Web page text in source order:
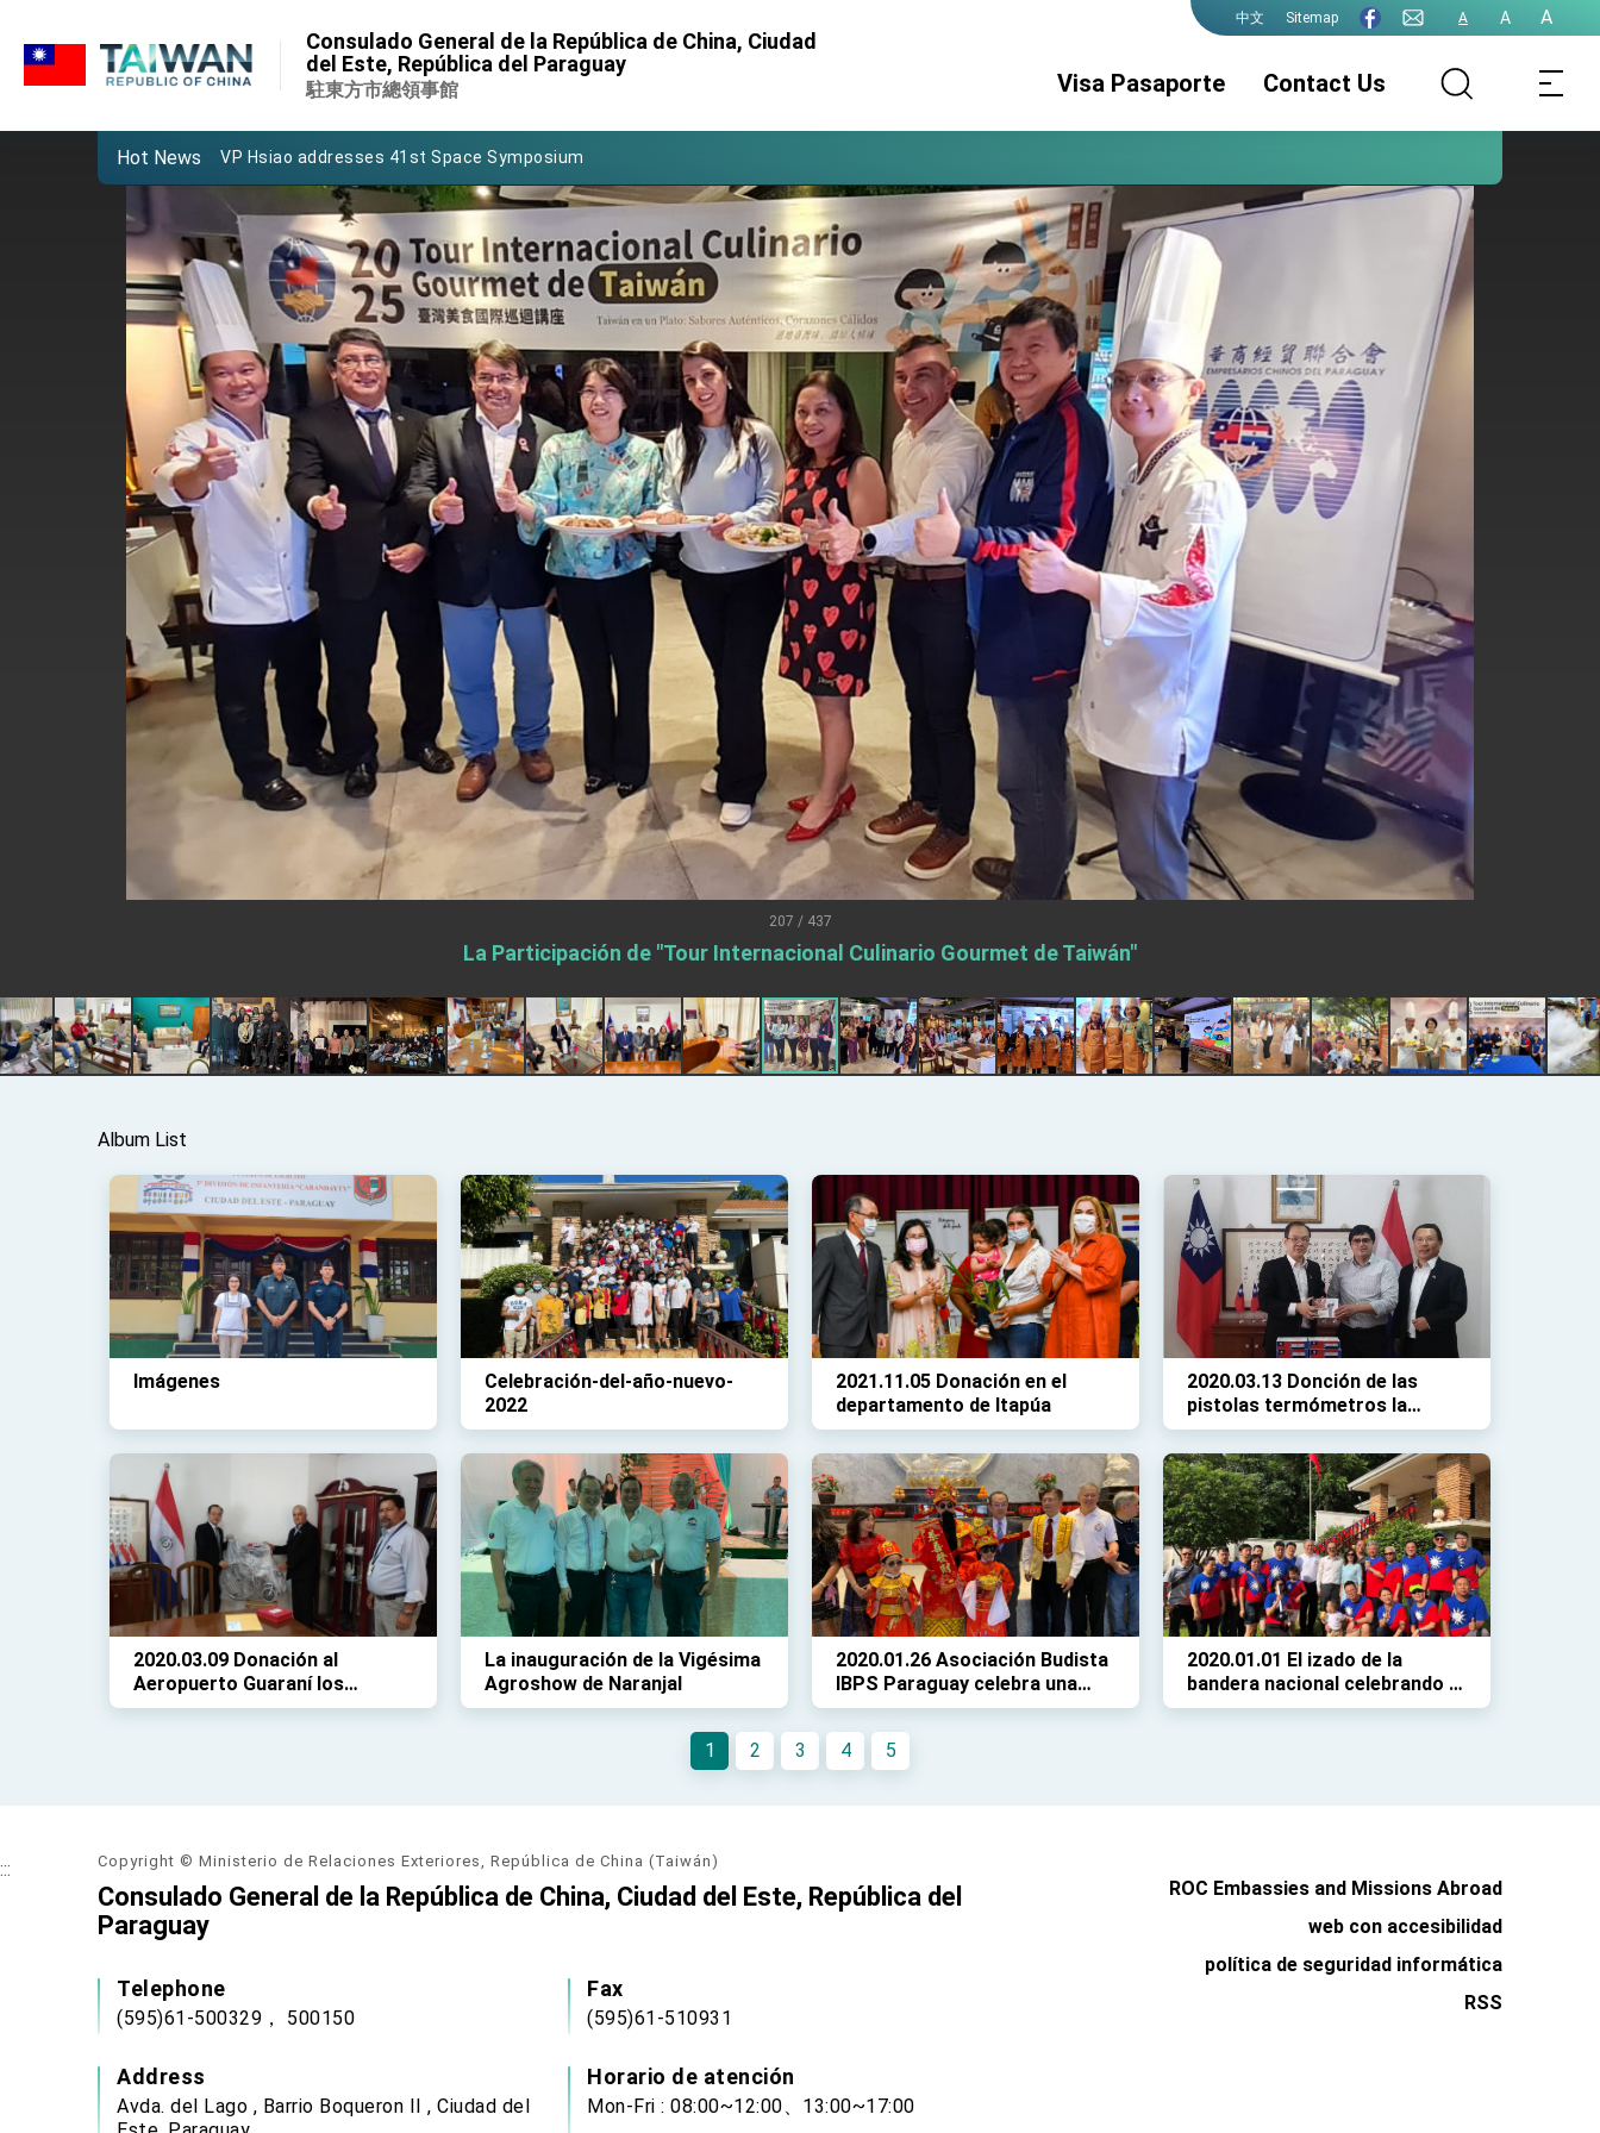
中文 Sitemap A A A
Consulado General de la República de China, Ciudad
del Este, República del Paraguay
駐東方市總領事館 Visa Pasaporte
Pasaporte de la
ROC(Taiwán)
Legalizaciónes Visa
Contact Us
Hot News
Taiwan government to open office in Arizona, advancing Taiwan-US exchanges and cooperation
VP Hsiao addresses 41st Space Symposium
Taiwan’s economic growth is a priority for President Lai
President Lai’s remarks for Lunar New Year
President Lai interviewed by AFP
President Lai holds press conference on Taiwan- US Economic Prosperity Partnership Dialogue
FM Lin attends Taiwan Panorama exhibit at TIBE
President Lai meets US delegation led by Senator Ruben Gallego
MOFA, MODA team up to promote integrated diplomacy
EY details tariff negotiations with U.S.
FM Lin hosts ABAC representatives
MOFA poll shows widespread support for government diplomacy approach
President Lai delivers 2026 New Year’s Address
Presidential Office thanks US President Trump for signing Taiwan Assurance Implementation Act
President Lai delivers 2025 National Day Address
Presidential Inauguration Speech
Taiwan government to open office in Arizona, advancing Taiwan-US exchanges and cooperation
207 / 437
La Participación de "Tour Internacional Culinario Gourmet de Taiwán"
Album List
Imágenes
Celebración-del-año-nuevo-
2022
2021.11.05 Donación en el
departamento de Itapúa
2020.03.13 Donción de las
pistolas termómetros la
Décima Región Sanitaria
2020.03.09 Donación al
Aeropuerto Guaraní los
intrumentos de control de
La inauguración de la Vigésima
Agroshow de Naranjal
2020.01.26 Asociación Budista
IBPS Paraguay celebra una
recepción del año nuevo
2020.01.01 El izado de la
bandera nacional celebrando la
llegada del nuevo año
1
2 3 4 5
::: Copyright © Ministerio de Relaciones Exteriores, República de China (Taiwán)
Consulado General de la República de China, Ciudad del Este, República del
Paraguay
Telephone
(595)61-500329， 500150
Fax
(595)61-510931
Address
Avda. del Lago , Barrio Boqueron II , Ciudad del
Horario de atención
Mon-Fri : 08:00~12:00、13:00~17:00
ROC Embassies and Missions Abroad
web con accesibilidad
política de seguridad informática
RSS